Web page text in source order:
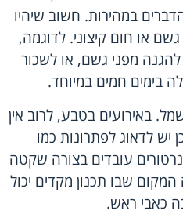
במהירות. חשוב שיהיו
או חום קיצוני. לדוגמה,
להגנה מפני גשם, או לשכור
בימים חמים במיוחד.
באירועים בטבע, לרוב אין
יש לדאוג לפתרונות כמו
עובדים בצורה שקטה
שבו תכנון מקדים יכול
כאבי ראש.